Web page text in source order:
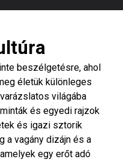
beszélgetésre, ahol
életük különleges
világába
és egyedi rajzok
és igazi sztorik
a vagány dizájn és a
egy erőt adó